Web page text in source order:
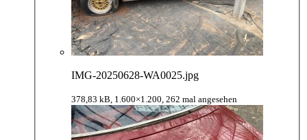
IMG-20250628-WA0025.jpg
378,83 kB, 1.600×1.200, 262 mal angesehen